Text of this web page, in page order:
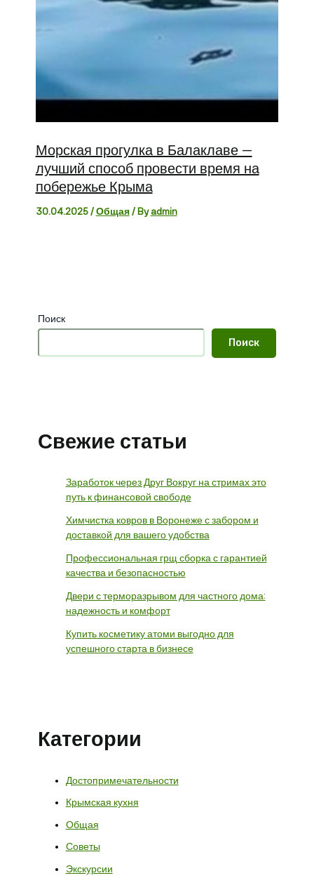
Морская прогулка в Балаклаве —
лучший способ провести время на
побережье Крыма
30.04.2025/Общая/ Byadmin
Поиск
Поиск
Свежие статьи
Заработок через Друг Вокруг на стримах это
путь к финансовой свободе
Химчистка ковров в Воронеже с забором и
доставкой для вашего удобства
Профессиональная грщ сборка с гарантией
качества и безопасностью
Двери с терморазрывом для частного дома:
надежность и комфорт
Купить косметику атоми выгодно для
успешного старта в бизнесе
Категории
Достопримечательности
Крымская кухня
Общая
Советы
Экскурсии